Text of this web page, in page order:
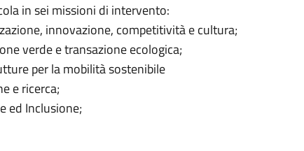
in sei missioni di intervento:
innovazione, competitività e cultura;
verde e transazione ecologica;
per la mobilità sostenibile
e ricerca;
ed Inclusione;